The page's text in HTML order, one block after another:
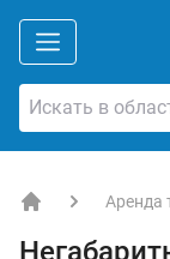
Аренда